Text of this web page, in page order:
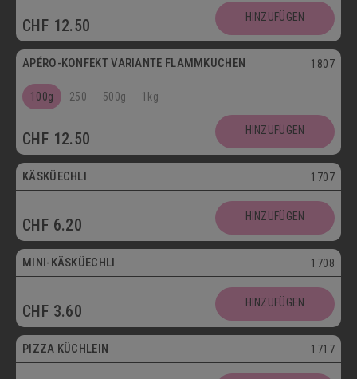
CHF 12.50 HINZUFÜGEN
APÉRO-KONFEKT VARIANTE FLAMMKUCHEN 1807
100g 250 500g 1kg
CHF 12.50 HINZUFÜGEN
Vegetarisch
KÄSKÜECHLI 1707
CHF 6.20 HINZUFÜGEN
Vegetarisch
MINI-KÄSKÜECHLI 1708
CHF 3.60 HINZUFÜGEN
bis 30.09.
PIZZA KÜCHLEIN 1717